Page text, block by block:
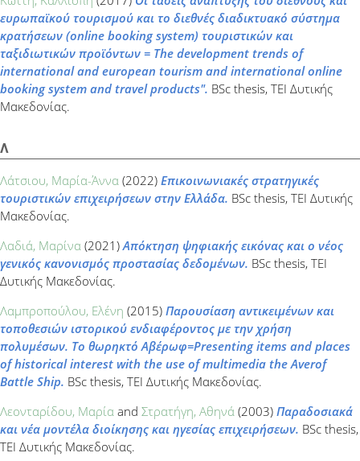
ευρωπαϊκού τουρισμού και το διεθνές διαδικτυακό σύστημα
κρατήσεων (online booking system) τουριστικών και
ταξιδιωτικών προϊόντων = Τhe development trends of
international and european tourism and international online
booking system and travel products". BSc thesis, ΤΕΙ Δυτικής
Μακεδονίας.
Λ
Λάτσιου, Μαρία-Άννα (2022) Επικοινωνιακές στρατηγικές
τουριστικών επιχειρήσεων στην Ελλάδα. BSc thesis, ΤΕΙ Δυτικής
Μακεδονίας.
Λαδιά, Μαρίνα (2021)Απόκτηση ψηφιακής εικόνας και ο νέος
γενικός κανονισμός προστασίας δεδομένων. BSc thesis, ΤΕΙ
Δυτικής Μακεδονίας.
Λαμπροπούλου, Ελένη (2015) Παρουσίαση αντικειμένων και
τοποθεσιών ιστορικού ενδιαφέροντος με την χρήση
πολυμέσων. Το θωρηκτό Αβέρωφ=Presenting items and places
of historical interest with the use of multimedia the Averof
Battle Ship. BSc thesis, ΤΕΙ Δυτικής Μακεδονίας.
Λεονταρίδου, Μαρία and Στρατήγη, Αθηνά (2003) Παραδοσιακά
και νέα μοντέλα διοίκησης και ηγεσίας επιχειρήσεων. BSc thesis,
ΤΕΙ Δυτικής Μακεδονίας.